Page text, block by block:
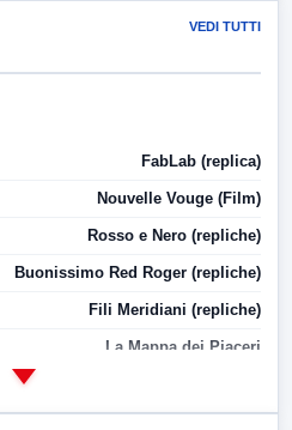
VEDI TUTTI
FabLab (replica)
Nouvelle Vouge (Film)
Rosso e Nero (repliche)
Buonissimo Red Roger (repliche)
Fili Meridiani (repliche)
La Mappa dei Piaceri